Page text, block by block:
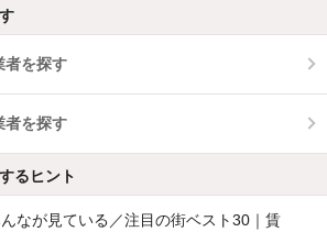
者を探す
者を探す
るヒント
なが見ている／注目の街ベスト30｜賃